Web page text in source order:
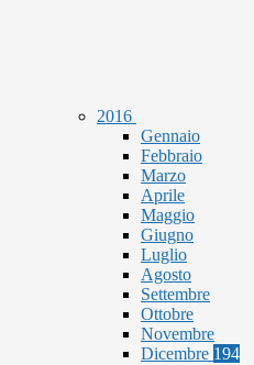
2016
Gennaio
Febbraio
Marzo
Aprile
Maggio
Giugno
Luglio
Agosto
Settembre
Ottobre
Novembre
Dicembre 194